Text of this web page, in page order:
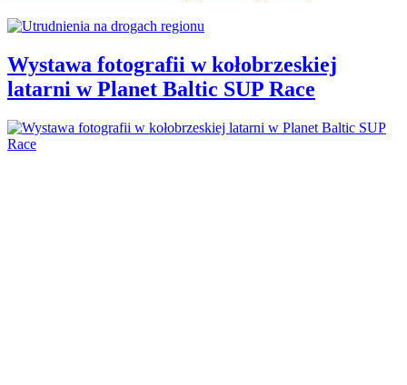
Wystawa fotografii w kołobrzeskiej
latarni w Planet Baltic SUP Race